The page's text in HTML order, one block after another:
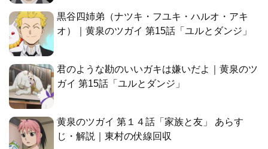
黒谷四姉弟（ナツキ・フユキ・ハルオ・アキ
オ）｜黄泉のツガイ 第15話「ユルとダンジ」
君のような勘のいいガキは嫌いだよ｜黄泉のツ
ガイ 第15話「ユルとダンジ」
黄泉のツガイ 第１４話「家族と友」 あらす
じ・解説｜東村の伏線回収